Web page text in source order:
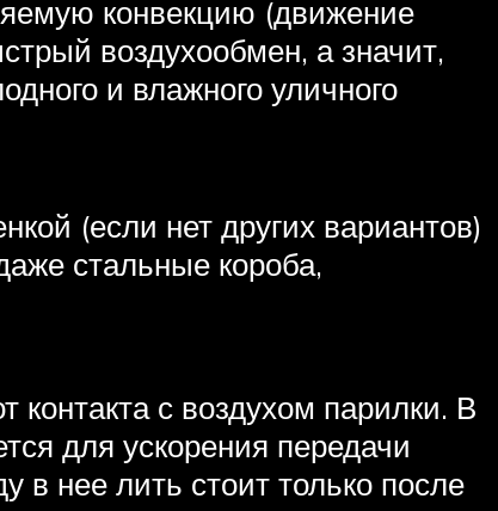
конвекцию (движение
воздухообмен, а значит,
и влажного уличного
(если нет других вариантов)
стальные короба,
контакта с воздухом парилки. В
для ускорения передачи
в нее лить стоит только после